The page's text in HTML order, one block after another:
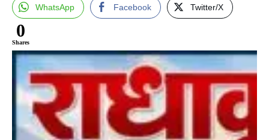
WhatsApp Facebook Twitter/X
0
Shares